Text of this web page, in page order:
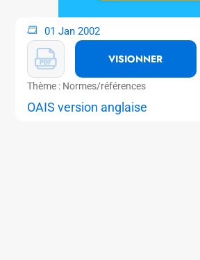
01 Jan 2002
VISIONNER
Thème : Normes/références
OAIS version anglaise